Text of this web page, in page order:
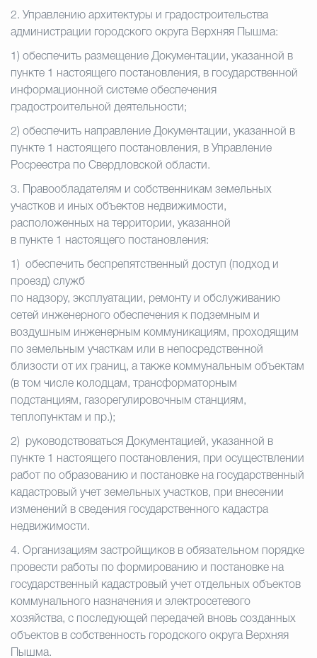
2. Управлению архитектуры и градостроительства
администрации городского округа Верхняя Пышма:
1) обеспечить размещение Документации, указанной в
пункте 1 настоящего постановления, в государственной
информационной системе обеспечения
градостроительной деятельности;
2) обеспечить направление Документации, указанной в
пункте 1 настоящего постановления, в Управление
Росреестра по Свердловской области.
3.
Правообладателям и собственникам земельных
участков и иных объектов недвижимости,
расположенных на территории, указанной
в пункте 1 настоящего постановления:
1)
обеспечить беспрепятственный доступ (подход и
проезд) служб
по надзору, эксплуатации, ремонту и обслуживанию
сетей инженерного обеспечения к подземным и
воздушным инженерным коммуникациям, проходящим
по земельным участкам или в непосредственной
близости от их границ, а также коммунальным объектам
(в том числе колодцам, трансформаторным
подстанциям, газорегулировочным станциям,
теплопунктам и пр.);
2)
руководствоваться Документацией, указанной в
пункте 1 настоящего постановления, при осуществлении
работ по образованию и постановке на государственный
кадастровый учет земельных участков, при внесении
изменений в сведения государственного кадастра
недвижимости.
4. Организациям застройщиков в обязательном порядке
провести работы по формированию и постановке на
государственный кадастровый учет отдельных объектов
коммунального назначения и электросетевого
хозяйства, с последующей передачей вновь созданных
объектов в собственность городского округа Верхняя
Пышма.